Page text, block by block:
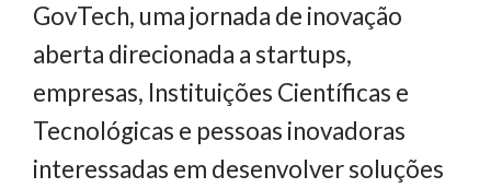
GovTech, uma jornada de inovação
aberta direcionada a startups,
empresas, Instituições Científicas e
Tecnológicas e pessoas inovadoras
interessadas em desenvolver soluções